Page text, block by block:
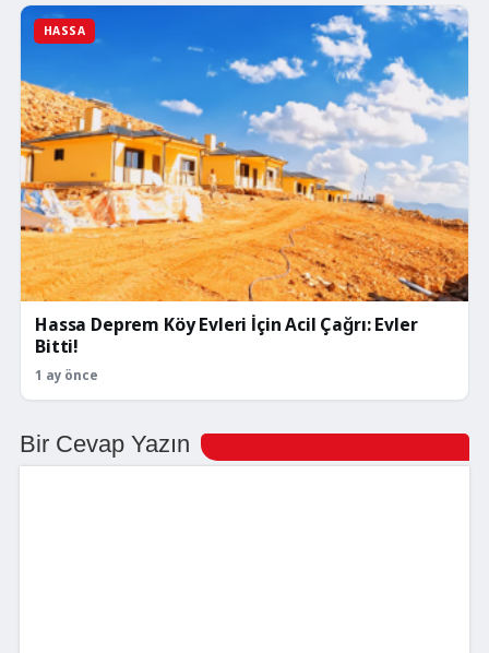
HASSA
Hassa Deprem Köy Evleri İçin Acil Çağrı: Evler
Bitti!
1 ay önce
Bir Cevap Yazın